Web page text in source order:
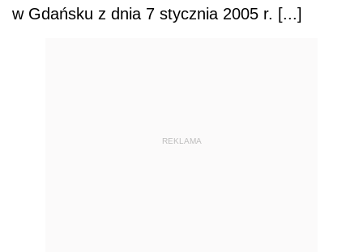
w Gdańsku z dnia 7 stycznia 2005 r. [...]
REKLAMA